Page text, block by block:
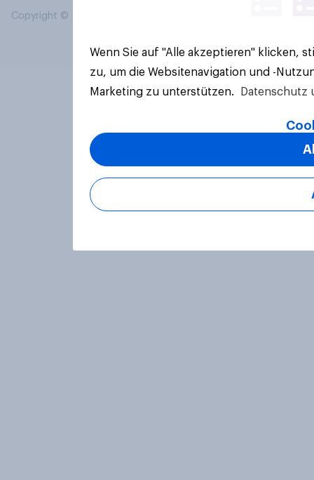
Copyright © 2026 YouGov PLC. Alle Rechte vorbehalten.
Wenn Sie auf "Alle akzeptieren" klicken,
zu, um die Websitenavigation und -
Marketing zu unterstützen.
Datenschutz